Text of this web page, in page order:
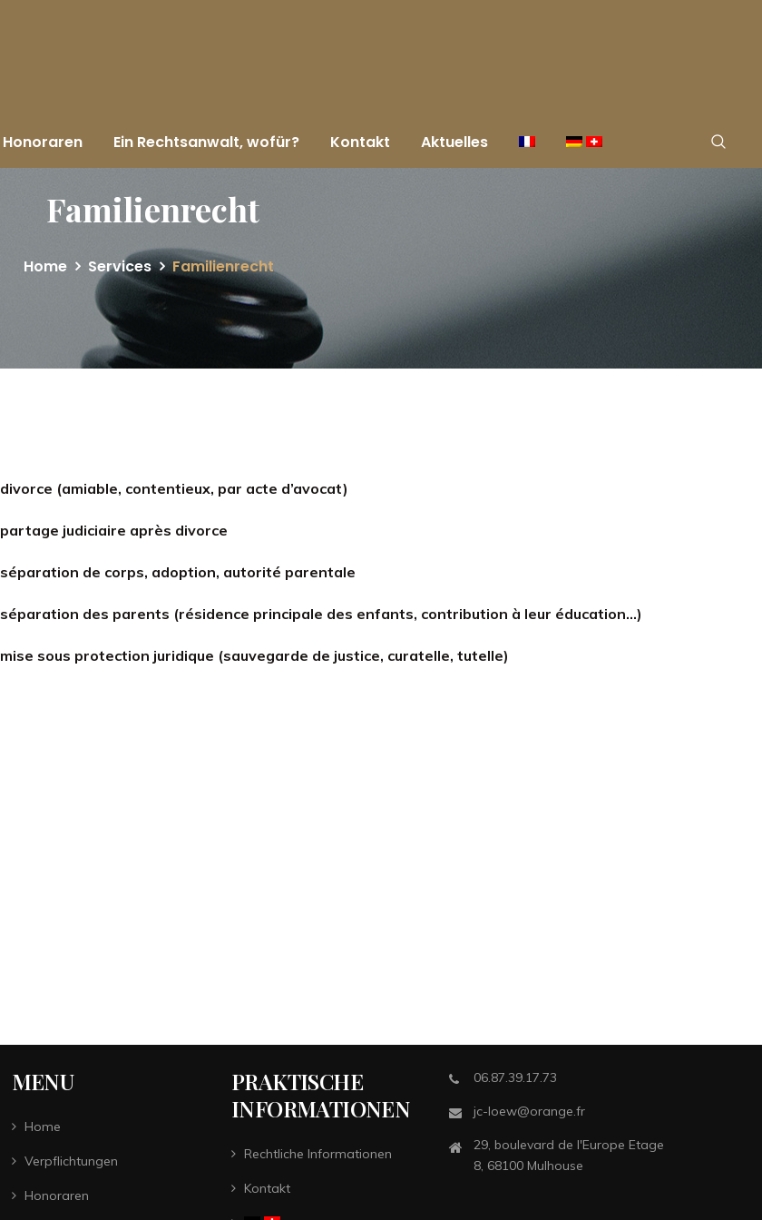
Honoraren Ein Rechtsanwalt, wofür? Kontakt Aktuelles
Familienrecht
Home Services Familienrecht
divorce (amiable, contentieux, par acte d’avocat)
partage judiciaire après divorce
séparation de corps, adoption, autorité parentale
séparation des parents (résidence principale des enfants, contribution à leur éducation…)
mise sous protection juridique (sauvegarde de justice, curatelle, tutelle)
MENU
Home
Verpflichtungen
Honoraren
PRAKTISCHE
INFORMATIONEN
Rechtliche Informationen
Kontakt
06.87.39.17.73
jc-loew@orange.fr
29, boulevard de l'Europe Etage
8, 68100 Mulhouse